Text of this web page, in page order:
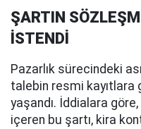
ŞARTIN
İSTENDİ
Pazarlık sürecindeki
talebin resmi
yaşandı. İddialara
içeren bu şartı, kira